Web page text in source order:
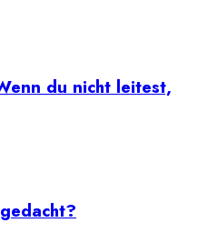
du nicht leitest,